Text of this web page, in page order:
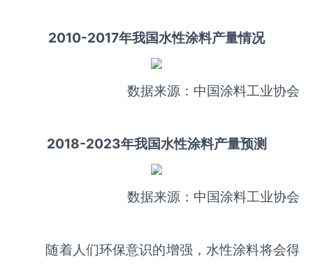
2010-2017年我国水性涂料产量情况
数据来源：中国涂料工业协会
2018-2023年我国水性涂料产量预测
数据来源：中国涂料工业协会
随着人们环保意识的增强，水性涂料将会得